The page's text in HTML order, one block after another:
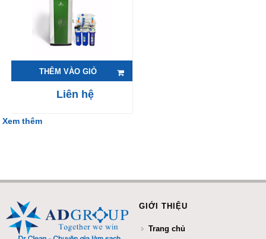
THÊM VÀO GIỎ
Liên hệ
Xem thêm
GIỚI THIỆU
Trang chủ